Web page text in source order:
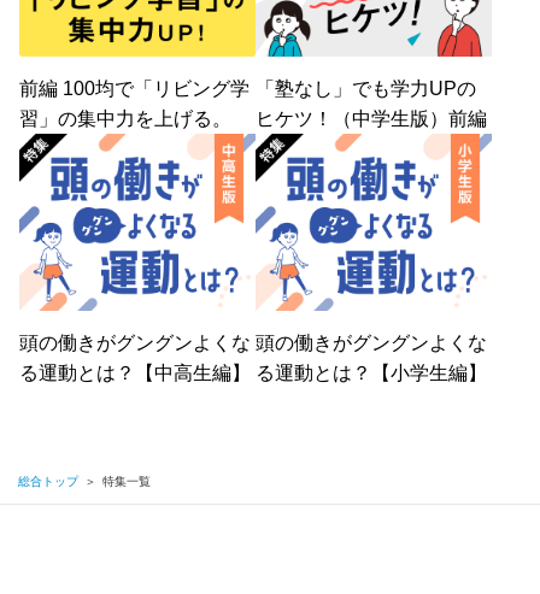
前編 100均で「リビング学
習」の集中力を上げる。
「塾なし」でも学力UPの
ヒケツ！（中学生版）前編
頭の働きがグングンよくな
る運動とは？【中高生編】
頭の働きがグングンよくな
る運動とは？【小学生編】
総合トップ ＞ 特集一覧